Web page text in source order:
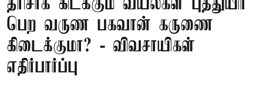
தரிசாக கிடக்கும் வயல்கள் புத்துயிர்
பெற வருண பகவான் கருணை
கிடைக்குமா? - விவசாயிகள்
எதிர்பார்ப்பு